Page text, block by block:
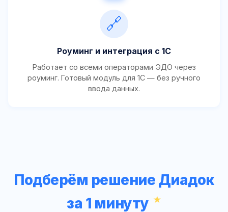
🔗
Роуминг и интеграция с 1С
Работает со всеми операторами ЭДО через
роуминг. Готовый модуль для 1С — без ручного
ввода данных.
Подберём решение Диадок
за 1 минуту